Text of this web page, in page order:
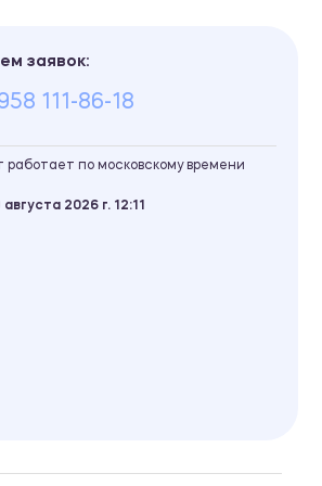
заявок:
111-86-18
работает по московскому времени
августа 2026 г. 12 11